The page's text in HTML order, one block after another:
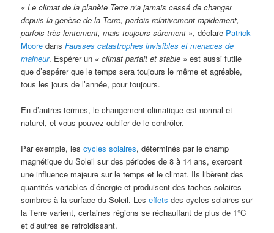
« Le climat de la planète Terre n’a jamais cessé de changer
depuis la genèse de la Terre, parfois relativement rapidement,
parfois très lentement, mais toujours sûrement », déclare Patrick
Moore dansFausses catastrophes invisibles et menaces de
malheur. Espérer un « climat parfait et stable » est aussi futile
que d’espérer que le temps sera toujours le même et agréable,
tous les jours de l’année, pour toujours.
En d’autres termes, le changement climatique est normal et
naturel, et vous pouvez oublier de le contrôler.
Par exemple, lescycles solaires, déterminés par le champ
magnétique du Soleil sur des périodes de 8 à 14 ans, exercent
une influence majeure sur le temps et le climat. Ils libèrent des
quantités variables d’énergie et produisent des taches solaires
sombres à la surface du Soleil. Leseffets des cycles solaires sur
la Terre varient, certaines régions se réchauffant de plus de 1°C
et d’autres se refroidissant.